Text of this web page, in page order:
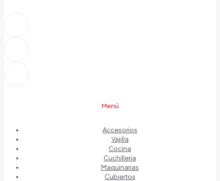
Menú
Accesorios
Vajilla
Cocina
Cuchilleria
Maquinarias
Cubiertos